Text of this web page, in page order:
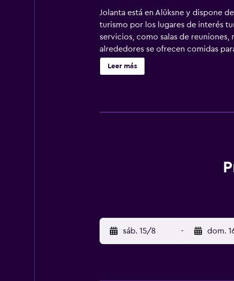
Jolanta está en Alūksne y dispone
turismo por los lugares de interés
servicios, como salas de reuniones,
alrededores se ofrecen comidas
una estancia acogedora. Además,
de una copa en el bar del
Leer más
sáb. 15/8 - dom.